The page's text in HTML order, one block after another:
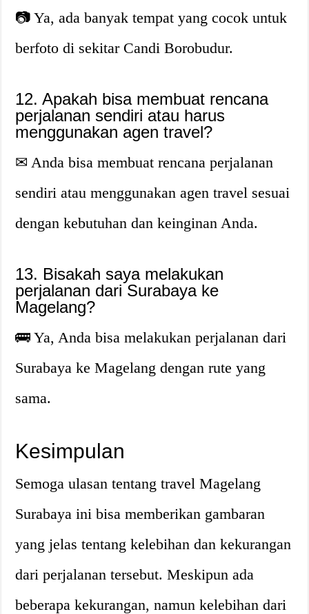
📷 Ya, ada banyak tempat yang cocok untuk
berfoto di sekitar Candi Borobudur.
12. Apakah bisa membuat rencana
perjalanan sendiri atau harus
menggunakan agen travel?
✉ Anda bisa membuat rencana perjalanan
sendiri atau menggunakan agen travel sesuai
dengan kebutuhan dan keinginan Anda.
13. Bisakah saya melakukan
perjalanan dari Surabaya ke
Magelang?
🚌 Ya, Anda bisa melakukan perjalanan dari
Surabaya ke Magelang dengan rute yang
sama.
Kesimpulan
Semoga ulasan tentang travel Magelang
Surabaya ini bisa memberikan gambaran
yang jelas tentang kelebihan dan kekurangan
dari perjalanan tersebut. Meskipun ada
beberapa kekurangan, namun kelebihan dari